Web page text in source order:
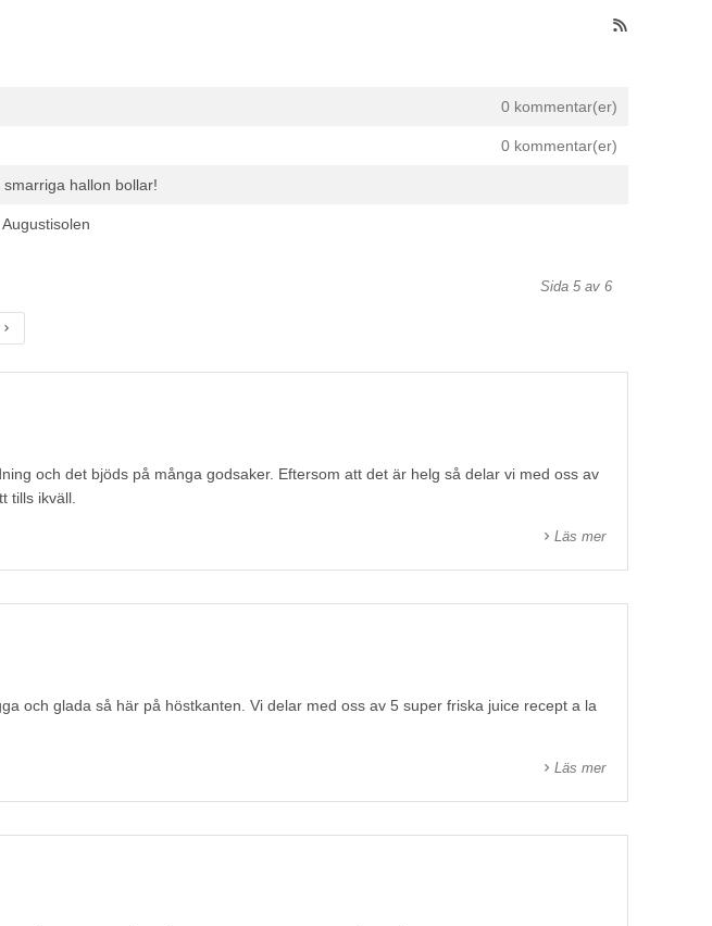
0 kommentar(er)
0 kommentar(er)
hallon bollar!
Sida 5 av 6
och det bjöds på många godsaker. Eftersom att det är helg så delar vi med oss av
tills ikväll.
Läs mer
och glada så här på höstkanten. Vi delar med oss av 5 super friska juice recept a la
Läs mer